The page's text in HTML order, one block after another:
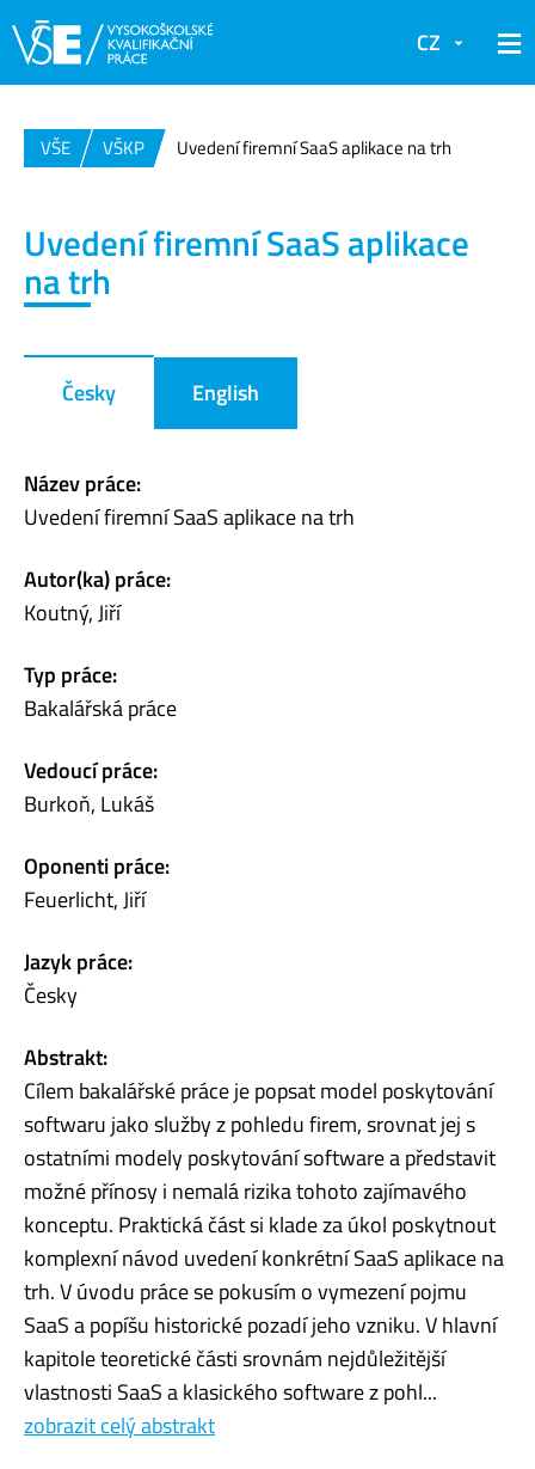
CZ
VŠE VŠKP Uvedení firemní SaaS aplikace na trh
Uvedení firemní SaaS aplikace
na trh
Česky English
Název práce:
Uvedení firemní SaaS aplikace na trh
Autor(ka) práce:
Koutný, Jiří
Typ práce:
Bakalářská práce
Vedoucí práce:
Burkoň, Lukáš
Oponenti práce:
Feuerlicht, Jiří
Jazyk práce:
Česky
Abstrakt:
Cílem bakalářské práce je popsat model poskytování
softwaru jako služby z pohledu firem, srovnat jej s
ostatními modely poskytování software a představit
možné přínosy i nemalá rizika tohoto zajímavého
konceptu. Praktická část si klade za úkol poskytnout
komplexní návod uvedení konkrétní SaaS aplikace na
trh. V úvodu práce se pokusím o vymezení pojmu
SaaS a popíšu historické pozadí jeho vzniku. V hlavní
kapitole teoretické části srovnám nejdůležitější
vlastnosti SaaS a klasického software z pohl...
zobrazit celý abstrakt